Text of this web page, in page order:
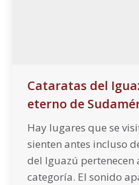
Cataratas del
eterno de
Hay lugares que se
sienten antes incluso
del Iguazú pertenecen
categoría. El sonido